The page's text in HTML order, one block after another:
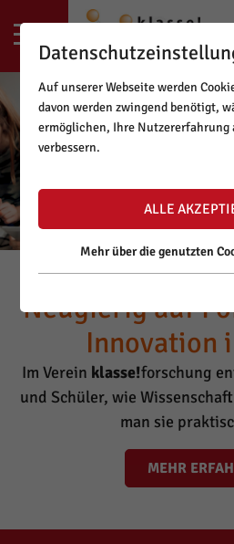
Neugierig auf
Innovation
Im Verein klasse!forschung
und Schüler, wie
man sie
MEHR
Auf unserer Webseite werden
davon werden zwingend benötigt,
ermöglichen, Ihre Nutzererfahrung
verbessern.
ALLE
Mehr über die genutzten